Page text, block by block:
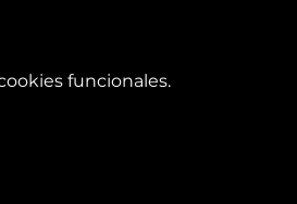
funcionales.